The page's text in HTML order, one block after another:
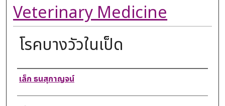
Veterinary Medicine
โรคบางวัวในเป็ด
Authors
เล็ก ธนสุกาญจน์